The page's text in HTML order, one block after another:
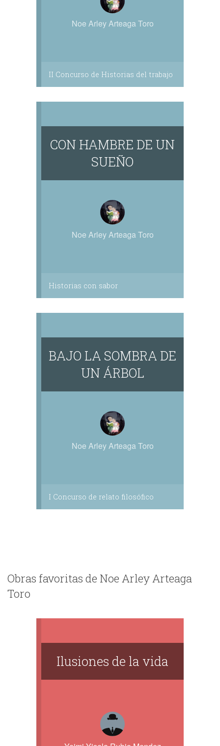
Noe Arley Arteaga Toro
II Concurso de Historias del trabajo
CON HAMBRE DE UN
SUEÑO
Noe Arley Arteaga Toro
Historias con sabor
BAJO LA SOMBRA DE
UN ÁRBOL
Noe Arley Arteaga Toro
I Concurso de relato filosófico
Obras favoritas de Noe Arley Arteaga
Toro
Ilusiones de la vida